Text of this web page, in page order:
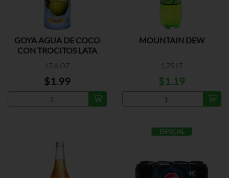
GOYA AGUA DE COCO
CON TROCITOS LATA
17.6 OZ
$1.99
MOUNTAIN DEW
1.75 LT
$1.19
ESPECIAL